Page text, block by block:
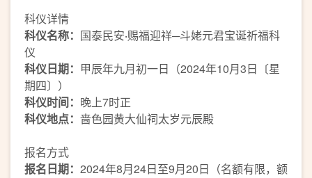
科仪详情
科仪名称： 国泰民安‧赐福迎祥─斗姥元君宝诞祈福科
仪
科仪日期： 甲辰年九月初一日（2024年10月3日〔星
期四〕）
科仪时间： 晚上7时正
科仪地点： 啬色园黄大仙祠太岁元辰殿
报名方式
报名日期： 2024年8月24日至9月20日（名额有限，额